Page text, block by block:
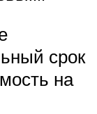
срок
на